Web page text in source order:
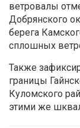
ветровалы
Добрянского
берега
сплошных
Также
границы
Куломского
этими же